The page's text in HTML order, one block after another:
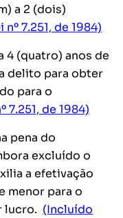
a 2 (dois)
7.251, de 1984)
4 (quatro) anos de
delito para obter
para o
7.251, de 1984)
pena do
excluído o
a efetivação
menor para o
lucro. (Incluído